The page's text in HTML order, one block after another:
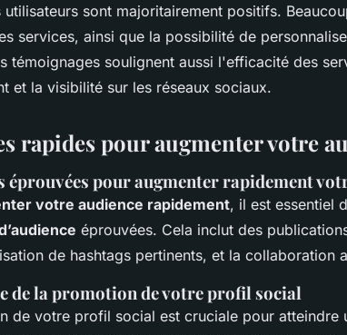
utilisateurs sont majoritairement positifs.
services, ainsi que la possibilité de
témoignages soulignent aussi l'efficacité des
et la visibilité sur les réseaux sociaux.
rapides pour augmenter votre
éprouvées pour augmenter rapidement
votre audience rapidement, il est essentiel
éprouvées. Cela inclut des
de hashtags pertinents, et la collaboration
de la promotion de votre profil social
de votre profil social est cruciale pour atteindre